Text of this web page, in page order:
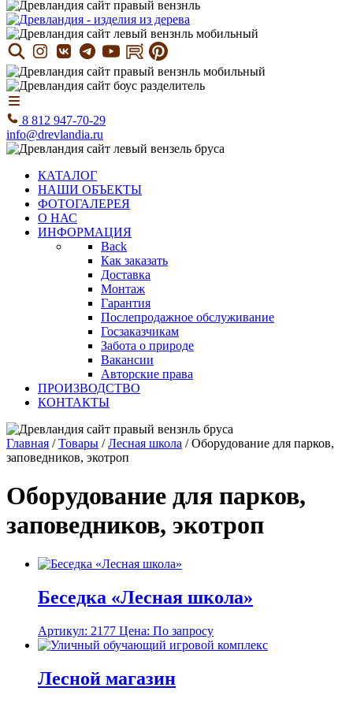
8 812 947-70-29
info@drevlandia.ru
КАТАЛОГ
НАШИ ОБЪЕКТЫ
ФОТОГАЛЕРЕЯ
О НАС
ИНФОРМАЦИЯ
Back
Как заказать
Доставка
Монтаж
Гарантия
Послепродажное обслуживание
Госзаказчикам
Забота о природе
Вакансии
Авторские права
ПРОИЗВОДСТВО
КОНТАКТЫ
Главная /Товары /Лесная школа /Оборудование для парков,
заповедников, экотроп
Оборудование для парков,
заповедников, экотроп
Беседка «Лесная школа»
Артикул: 2177 Цена: По запросу
Лесной магазин